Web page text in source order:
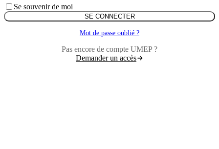
Se souvenir de moi
SE CONNECTER
Mot de passe oublié ?
Pas encore de compte UMEP ?
Demander un accès